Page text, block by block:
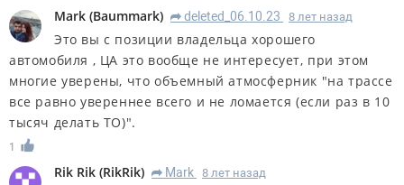
Mark (Baummark) R deleted_06.10.23 8 лет назад
Это вы с позиции владельца хорошего
автомобиля , ЦА это вообще не интересует, при этом
многие уверены, что объемный атмосферник "на трассе
все равно увереннее всего и не ломается (если раз в 10
тысяч делать ТО)".
1
Rik Rik (RikRik) R Mark 8 лет назад